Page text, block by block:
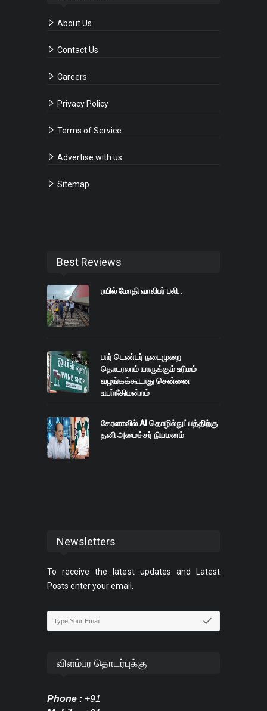
About Us
Contact Us
Careers
Privacy Policy
Terms of Service
Advertise with us
Sitemap
Best Reviews
ரயில் மோதி வாலிபர் பலி..
பார் டெண்டர் நடைமுறை
தொடரலாம் யாருக்கும் உரிமம்
வழங்கக்கூடாது சென்னை
உயர்நீதிமன்றம்
கேரளாவில் AI தொழில்நுட்பத்திற்கு
தனி அமைச்சர் நியமனம்
Newsletters
To receive the latest updates and Latest
Posts enter your email.
விளம்பர தொடர்புக்கு
Phone : +91